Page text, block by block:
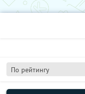
По рейтингу